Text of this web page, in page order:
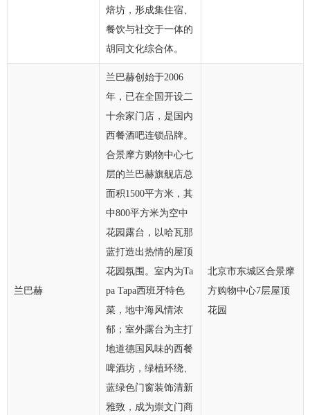
焙坊，形成集住宿、
餐饮与社交于一体的
胡同文化综合体。
兰巴赫
兰巴赫创始于2006
年，已在全国开设二
十余家门店，是国内
西餐酒吧连锁品牌。
合景摩方购物中心七
层的兰巴赫旗舰店总
面积1500平方米，其
中800平方米为空中
花园露台，以哈瓦那
蓝打造出热情的屋顶
花园氛围。室内为Ta
pa Tapa西班牙特色
菜，地中海风情浓
郁；室外露台为主打
地道德国风味的西餐
啤酒坊，绿植环绕、
蓝绿色门窗装饰清新
雅致，成为崇文门商
北京市东城区合景摩
方购物中心7层屋顶
花园